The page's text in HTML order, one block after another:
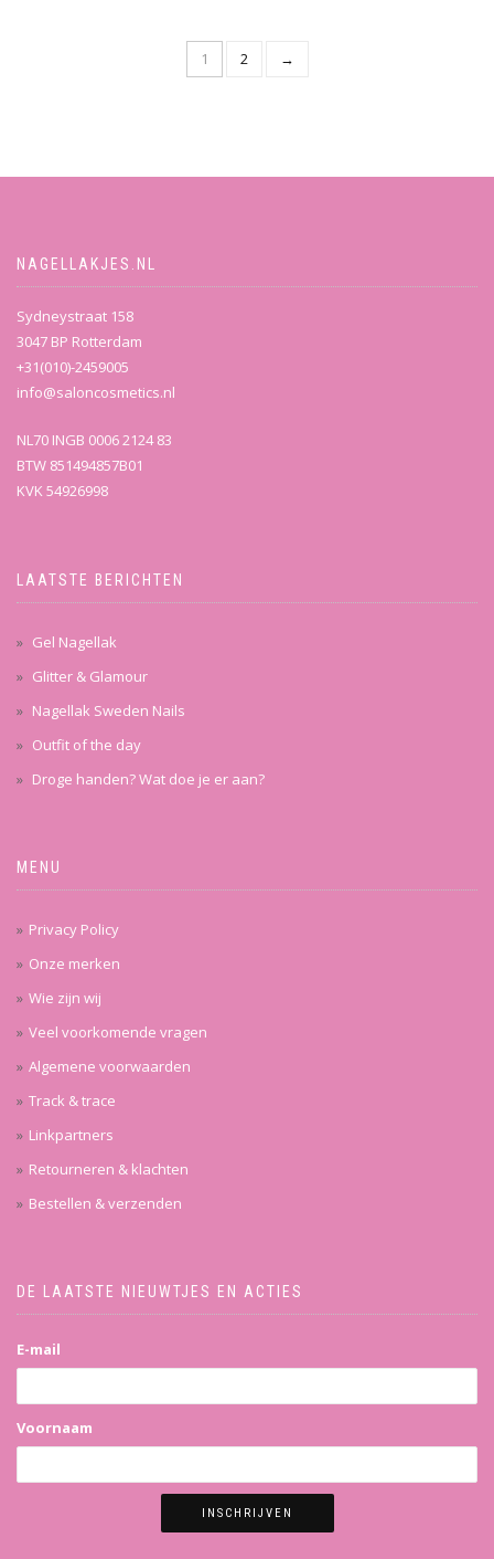
1 2 →
NAGELLAKJES.NL
Sydneystraat 158
3047 BP Rotterdam
+31(010)-2459005
info@saloncosmetics.nl
NL70 INGB 0006 2124 83
BTW 851494857B01
KVK 54926998
LAATSTE BERICHTEN
Gel Nagellak
Glitter & Glamour
Nagellak Sweden Nails
Outfit of the day
Droge handen? Wat doe je er aan?
MENU
Privacy Policy
Onze merken
Wie zijn wij
Veel voorkomende vragen
Algemene voorwaarden
Track & trace
Linkpartners
Retourneren & klachten
Bestellen & verzenden
DE LAATSTE NIEUWTJES EN ACTIES
E-mail
Voornaam